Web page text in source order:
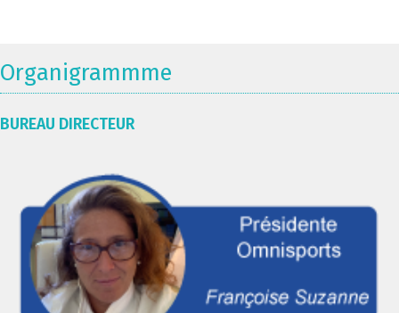
Organigrammme
BUREAU DIRECTEUR